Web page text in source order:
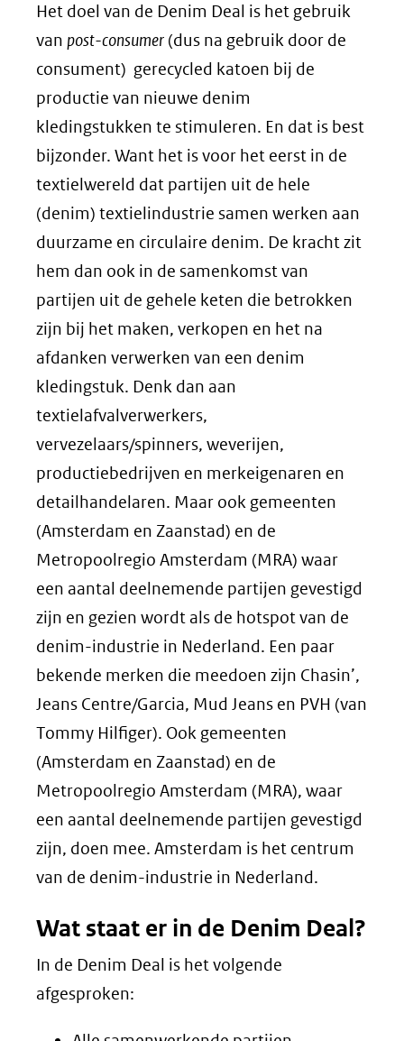
naar
een
andere
website)
Het doel van de Denim Deal is het gebruik
van post-consumer (dus na gebruik door de
consument) gerecycled katoen bij de
productie van nieuwe denim
kledingstukken te stimuleren. En dat is best
bijzonder. Want het is voor het eerst in de
textielwereld dat partijen uit de hele
(denim) textielindustrie samen werken aan
duurzame en circulaire denim. De kracht zit
hem dan ook in de samenkomst van
partijen uit de gehele keten die betrokken
zijn bij het maken, verkopen en het na
afdanken verwerken van een denim
kledingstuk. Denk dan aan
textielafvalverwerkers,
vervezelaars/spinners, weverijen,
productiebedrijven en merkeigenaren en
detailhandelaren. Maar ook gemeenten
(Amsterdam en Zaanstad) en de
Metropoolregio Amsterdam (MRA) waar
een aantal deelnemende partijen gevestigd
zijn en gezien wordt als de hotspot van de
denim-industrie in Nederland. Een paar
bekende merken die meedoen zijn Chasin’,
Jeans Centre/Garcia, Mud Jeans en PVH (van
Tommy Hilfiger). Ook gemeenten
(Amsterdam en Zaanstad) en de
Metropoolregio Amsterdam (MRA), waar
een aantal deelnemende partijen gevestigd
zijn, doen mee. Amsterdam is het centrum
van de denim-industrie in Nederland.
Wat staat er in de Denim Deal?
In de Denim Deal is het volgende
afgesproken: